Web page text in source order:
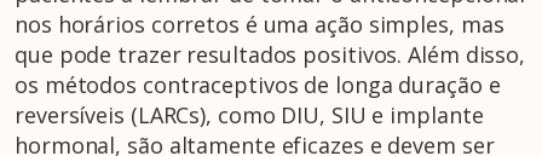
nos horários corretos é uma ação simples, mas
que pode trazer resultados positivos. Além disso,
os métodos contraceptivos de longa duração e
reversíveis (LARCs), como DIU, SIU e implante
hormonal, são altamente eficazes e devem ser